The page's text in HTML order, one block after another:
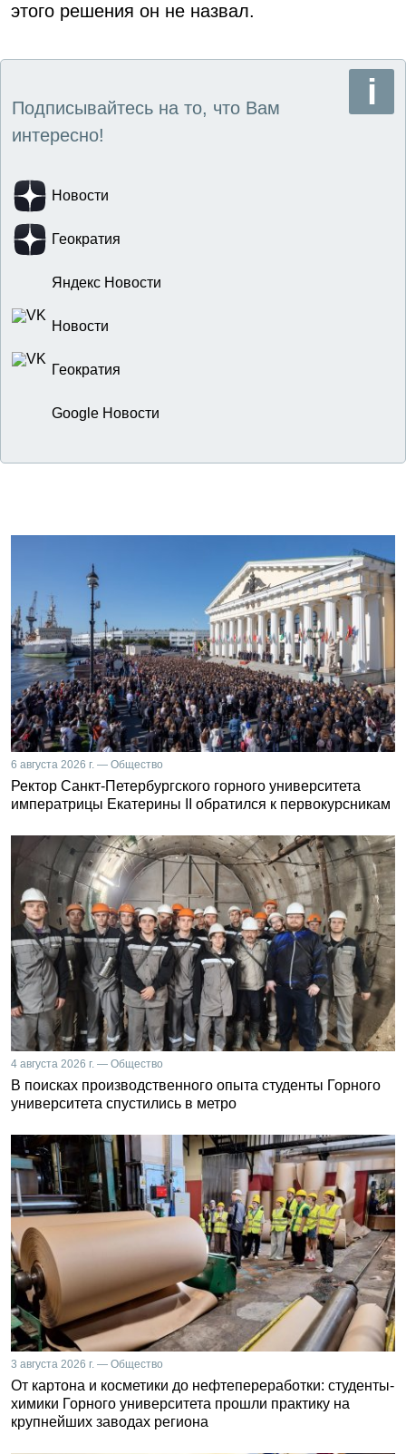
этого решения он не назвал.
Подписывайтесь на то, что Вам
интересно!
Новости
Геократия
Яндекс Новости
Новости
Геократия
Google Новости
6 августа 2026 г. — Общество
Ректор Санкт-Петербургского горного университета
императрицы Екатерины II обратился к первокурсникам
4 августа 2026 г. — Общество
В поисках производственного опыта студенты Горного
университета спустились в метро
3 августа 2026 г. — Общество
От картона и косметики до нефтепереработки: студенты-
химики Горного университета прошли практику на
крупнейших заводах региона